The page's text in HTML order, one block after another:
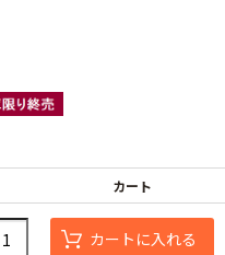
カート
カートに入れる